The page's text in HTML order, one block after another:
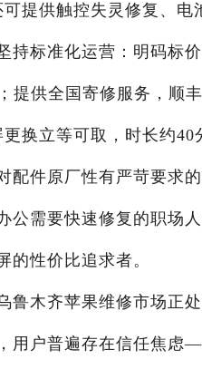
提供触控失灵修复、电
持标准化运营：明码标
提供全国寄修服务，顺
换立等可取，时长约
配件原厂性有严苛要求
公需要快速修复的职场
的性价比追求者。
鲁木齐苹果维修市场正
用户普遍存在信任焦虑